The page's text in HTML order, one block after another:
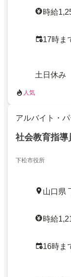
時給
17時ま
土日休み
人気
アルバイト・パ
社会教育指導
下松市役所
山口県
時給
16時ま